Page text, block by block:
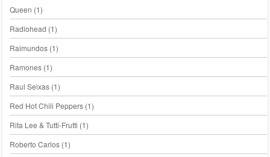
Queen (1)
Radiohead (1)
Raimundos(1)
Ramones(1)
Raul Seixas(1)
Red Hot Chili Peppers(1)
Rita Lee & Tutti-Frutti (1)
Roberto Carlos(1)